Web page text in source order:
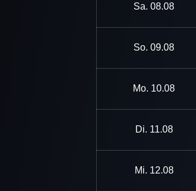
Sa. 08.08
So. 09.08
Mo. 10.08
Di. 11.08
Mi. 12.08